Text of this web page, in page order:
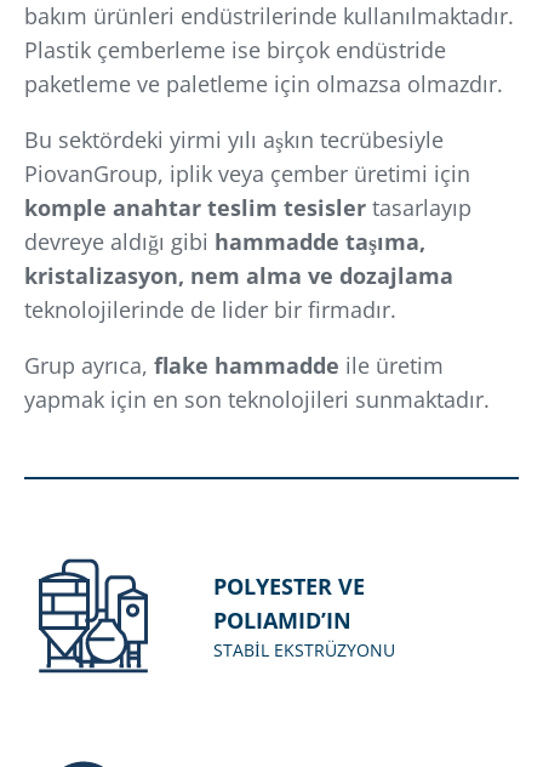
bakım ürünleri endüstrilerinde kullanılmaktadır.
Plastik çemberleme ise birçok endüstride
paketleme ve paletleme için olmazsa olmazdır.
Bu sektördeki yirmi yılı aşkın tecrübesiyle
PiovanGroup, iplik veya çember üretimi için
komple anahtar teslim tesisler tasarlayıp
devreye aldığı gibi hammadde taşıma,
kristalizasyon, nem alma ve dozajlama
teknolojilerinde de lider bir firmadır.
Grup ayrıca, flake hammadde ile üretim
yapmak için en son teknolojileri sunmaktadır.
POLYESTER VE
POLIAMID’IN
STABİL EKSTRÜZYONU